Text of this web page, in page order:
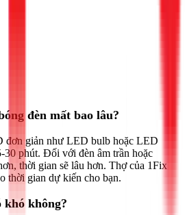
đèn mất bao lâu?
đơn giản như LED bulb hoặc LED
30 phút. Đối với đèn âm trần hoặc
thời gian sẽ lâu hơn. Thợ của 1Fix
thời gian dự kiến cho bạn.
không?